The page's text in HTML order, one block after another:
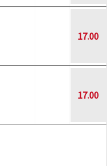
17.00
17.00